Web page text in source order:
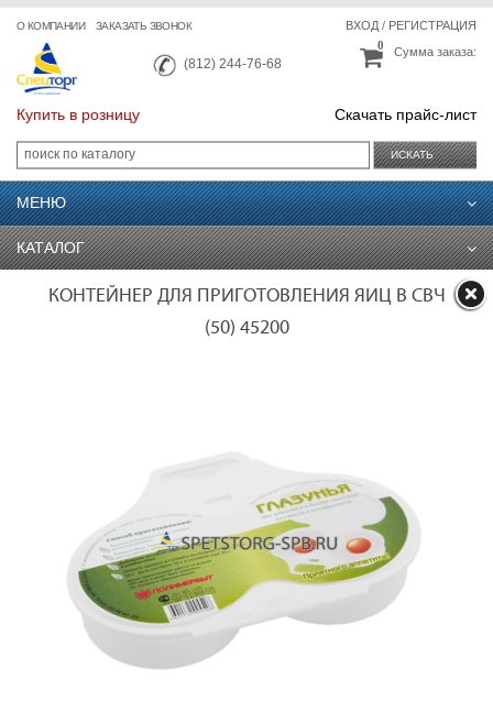
О КОМПАНИИ ЗАКАЗАТЬ ЗВОНОК
(812) 244-76-68
ВХОД/ РЕГИСТРАЦИЯ
Сумма заказа:
0
Купить в розницу Скачать прайс-лист
ИСКАТЬ
МЕНЮ
КАТАЛОГ
КОНТЕЙНЕР ДЛЯ ПРИГОТОВЛЕНИЯ ЯИЦ В СВЧ
(50) 45200